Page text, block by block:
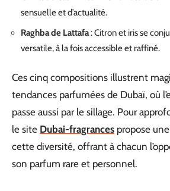
sensuelle et d’actualité.
Raghba de Lattafa: Citron et iris se
versatile, à la fois accessible et raffiné.
Ces cinq compositions illustrent
tendances parfumées de Dubaï, où
passe aussi par le sillage. Pour
le site Dubai-fragrances propose
cette diversité, offrant à chacun
son parfum rare et personnel.